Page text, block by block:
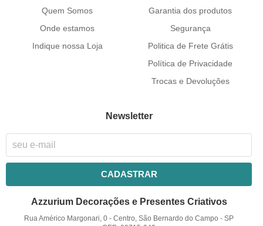
Quem Somos
Onde estamos
Indique nossa Loja
Garantia dos produtos
Segurança
Politica de Frete Grátis
Política de Privacidade
Trocas e Devoluções
Newsletter
CADASTRAR
Azzurium Decorações e Presentes Criativos
Rua Américo Margonari, 0 -Centro, São Bernardo do Campo -SP